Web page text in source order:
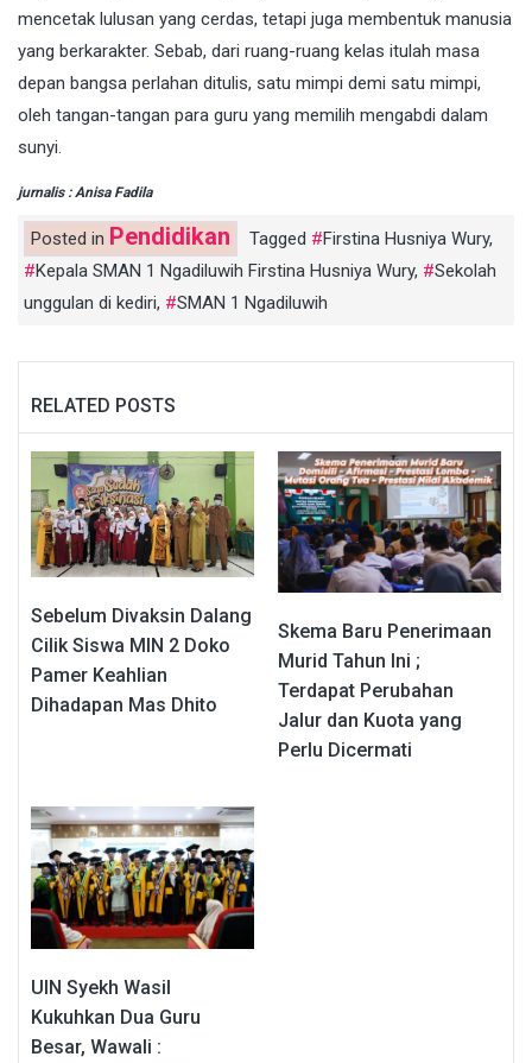
mencetak lulusan yang cerdas, tetapi juga membentuk manusia
yang berkarakter. Sebab, dari ruang-ruang kelas itulah masa
depan bangsa perlahan ditulis, satu mimpi demi satu mimpi,
oleh tangan-tangan para guru yang memilih mengabdi dalam
sunyi.
jurnalis : Anisa Fadila
Posted in Pendidikan Tagged Firstina Husniya Wury,
Kepala SMAN 1 Ngadiluwih Firstina Husniya Wury,
Sekolah
unggulan di kediri, SMAN 1 Ngadiluwih
RELATED POSTS
Sebelum Divaksin Dalang
Cilik Siswa MIN 2 Doko
Pamer Keahlian
Dihadapan Mas Dhito
Skema Baru Penerimaan
Murid Tahun Ini ;
Terdapat Perubahan
Jalur dan Kuota yang
Perlu Dicermati
UIN Syekh Wasil
Kukuhkan Dua Guru
Besar, Wawali :